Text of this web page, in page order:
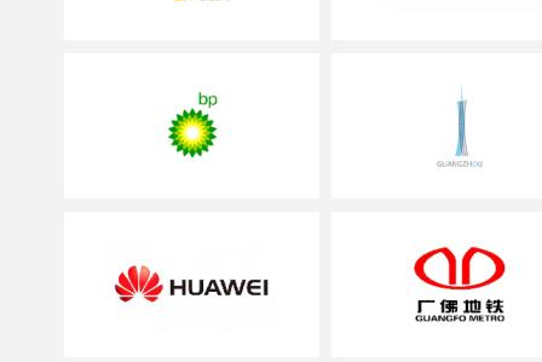
率先参与编制广东
率先创新成功运用